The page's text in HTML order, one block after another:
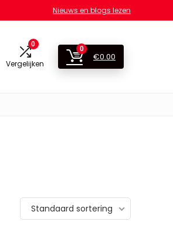
Nieuws en blogs lezen
0
Vergelijken
0
€0.00
Standaard sortering